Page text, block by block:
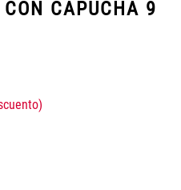
CON CAPUCHA 9